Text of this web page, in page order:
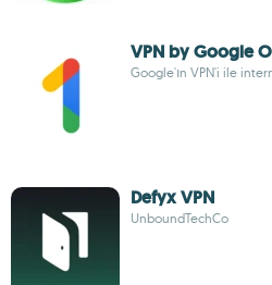
VPN by Google
Google'ın VPN'i ile
Defyx VPN
UnboundTechCo